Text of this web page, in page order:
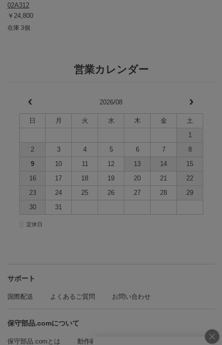
02A312
￥24,800
在庫 3個
営業カレンダー
2026/08
日 月 火 水 木 金
土
1
2
3 4 5 6 7
8
9
10 11 12 13 14
15
16
17 18 19 20 21
22
23
24 25 26 27 28
29
30
31
定休日
サポート
国際配送 よくあるご質問 お問い合わせ
保守部品.comについて
保守部品.comとは 動作確認方法の紹介